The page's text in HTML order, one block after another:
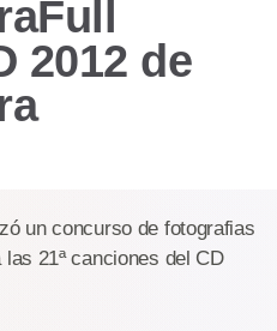
2012 de
un concurso de fotografias
21ª canciones del CD